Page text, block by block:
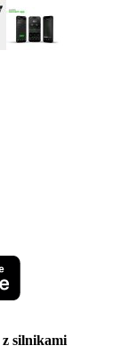
silnikami